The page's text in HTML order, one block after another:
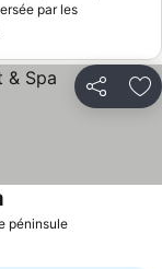
par les
Partager
péninsule